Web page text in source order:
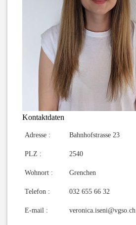
Kontaktdaten
Adresse : Bahnhofstrasse 23
PLZ : 2540
Wohnort : Grenchen
Telefon : 032 655 66 32
E-mail : veronica.iseni@vgso.ch